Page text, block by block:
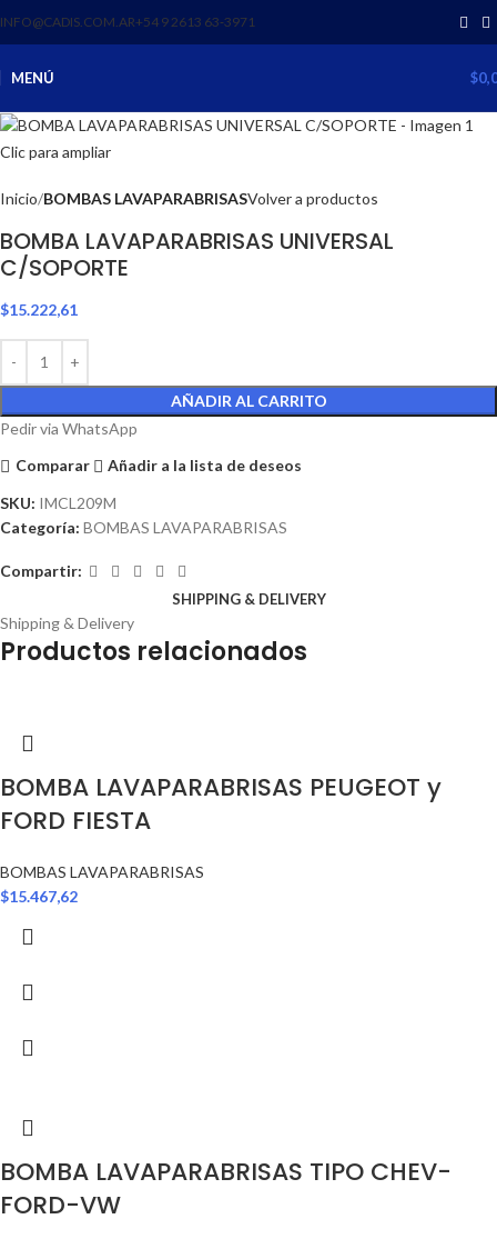
INFO@CADIS.COM.AR‪+54 9 2613 63‑3971‬
MENÚ $
Clic para ampliar
Inicio BOMBAS LAVAPARABRISASVolver a productos
BOMBA LAVAPARABRISAS UNIVERSAL
C/SOPORTE
$15.222,61
AÑADIR AL CARRITO
Pedir via WhatsApp
Comparar
Añadir a la lista de deseos
SKU: IMCL209M
Categoría: BOMBAS LAVAPARABRISAS
Compartir:
SHIPPING & DELIVERY
Shipping & Delivery
Productos relacionados
BOMBA LAVAPARABRISAS PEUGEOT y
FORD FIESTA
BOMBAS LAVAPARABRISAS
$15.467,62
BOMBA LAVAPARABRISAS TIPO CHEV-
FORD-VW